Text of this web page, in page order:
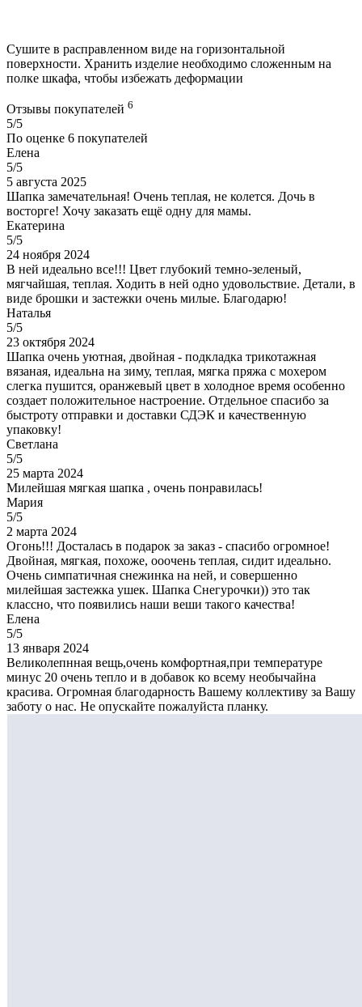
Сушите в расправленном виде на горизонтальной
поверхности. Хранить изделие необходимо сложенным на
полке шкафа, чтобы избежать деформации
Отзывы покупателей 6
5/5
По оценке 6 покупателей
Елена
5/5
5 августа 2025
Шапка замечательная! Очень теплая, не колется. Дочь в
восторге! Хочу заказать ещё одну для мамы.
Екатерина
5/5
24 ноября 2024
В ней идеально все!!! Цвет глубокий темно-зеленый,
мягчайшая, теплая. Ходить в ней одно удовольствие. Детали, в
виде брошки и застежки очень милые. Благодарю!
Наталья
5/5
23 октября 2024
Шапка очень уютная, двойная - подкладка трикотажная
вязаная, идеальна на зиму, теплая, мягка пряжа с мохером
слегка пушится, оранжевый цвет в холодное время особенно
создает положительное настроение. Отдельное спасибо за
быстроту отправки и доставки СДЭК и качественную
упаковку!
Светлана
5/5
25 марта 2024
Милейшая мягкая шапка , очень понравилась!
Мария
5/5
2 марта 2024
Огонь!!! Досталась в подарок за заказ - спасибо огромное!
Двойная, мягкая, похоже, ооочень теплая, сидит идеально.
Очень симпатичная снежинка на ней, и совершенно
милейшая застежка ушек. Шапка Снегурочки)) это так
классно, что появились наши веши такого качества!
Елена
5/5
13 января 2024
Великолепнная вещь,очень комфортная,при температуре
минус 20 очень тепло и в добавок ко всему необычайна
красива. Огромная благодарность Вашему коллективу за Вашу
заботу о нас. Не опускайте пожалуйста планку.